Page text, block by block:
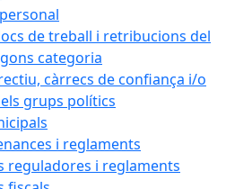
de treball i retribucions del
categoria
càrrecs de confiança i/o
grups polítics
i reglaments
reguladores i reglaments